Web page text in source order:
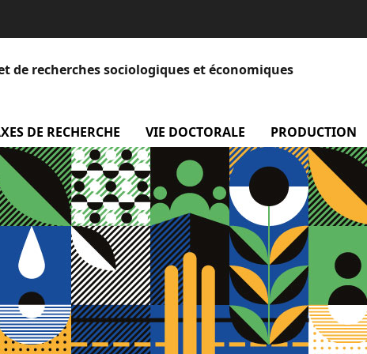
de recherches sociologiques et économiques
Equipe
DE RECHERCHE menu Axes de recherche
VIE DOCTORALE menu Vie
PRODUCTION